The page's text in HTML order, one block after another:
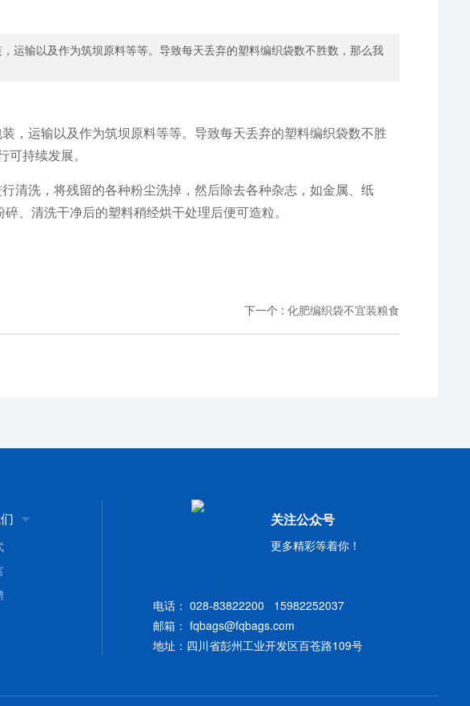
运输以及作为筑坝原料等等。导致每天丢弃的塑料编织袋数不胜数，那么我
运输以及作为筑坝原料等等。导致每天丢弃的塑料编织袋数不胜
持续发展。
洗，将残留的各种粉尘洗掉，然后除去各种杂志，如金属、纸
、清洗干净后的塑料稍经烘干处理后便可造粒。
下一个 : 化肥编织袋不宜装粮食
 关注公众号
更多精彩等着你！
电话： 028-83822200
15982252037
邮箱： fqbags@fqbags.com
地址：四川省彭州工业开发区百苍路109号